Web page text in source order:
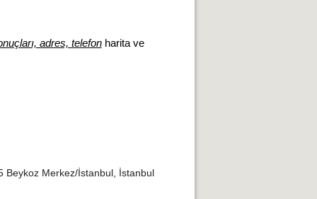
adres, telefonharita ve
Beykoz Merkez/İstanbul, İstanbul